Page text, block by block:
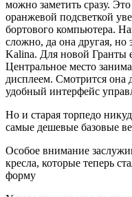
можно заметить сразу.
оранжевой подсветкой
бортового компьютера.
сложно, да она другая, но
Kalina. Для новой Гранты
Центральное место
дисплеем. Смотрится она
удобный интерфейс
Но и старая торпедо
самые дешевые базовые
Особое внимание
кресла, которые теперь
форму